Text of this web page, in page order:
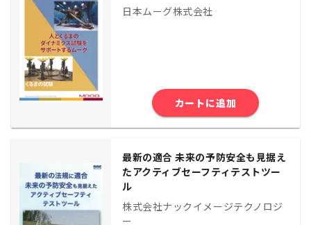
日本ムーグ株式会社
カートに追加
最新の適合 未来の予防安全も見据え
たアクティブセーフティテストツー
ル
株式会社ナックイメージテクノロジ
ー